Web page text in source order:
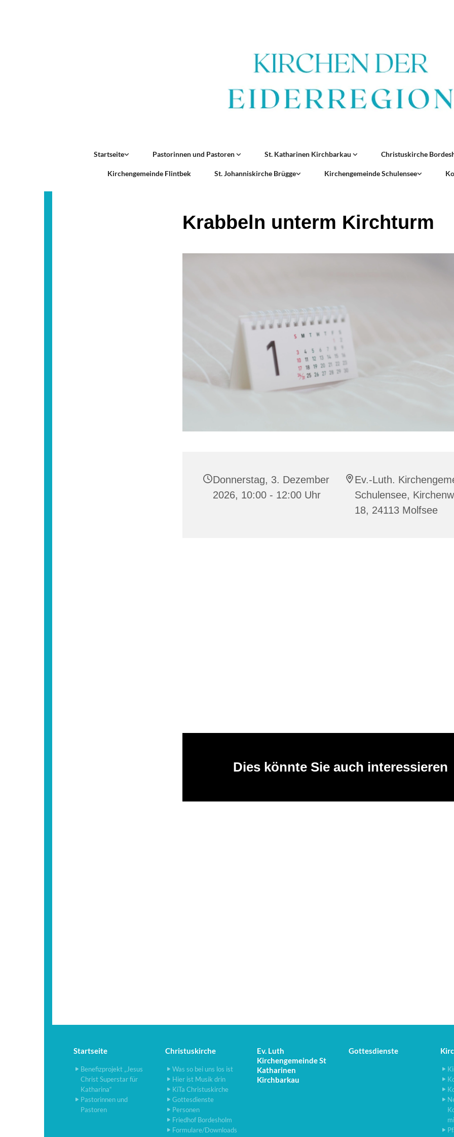
Startseite Pastorinnen und Pastoren St. Katharinen Kirchbarkau Christuskirche
Kirchengemeinde Flintbek St. Johanniskirche Brügge Kirchengemeinde Schulensee
Krabbeln unterm Kirchturm
Donnerstag, 3. Dezember
2026, 10:00 - 12:00 Uhr
Ev.-Luth.
Schulensee,
18, 24113 Molfsee
Dies könnte Sie auch interessieren
Startseite
Benefizprojekt „Jesus
Christ Superstar für
Katharina“
Pastorinnen und
Pastoren
Christuskirche
Was so bei uns los ist
Hier ist Musik drin
KiTa Christuskirche
Gottesdienste
Personen
Friedhof Bordesholm
Formulare/Downloads
Ev. Luth
Kirchengemeinde St
Katharinen
Kirchbarkau
Gottesdienste